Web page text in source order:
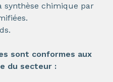
synthèse chimique par
sont conformes aux
du secteur :